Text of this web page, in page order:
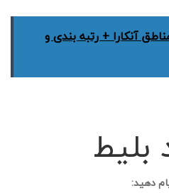
آنکارا + رتبه بندی و
بلیط
دهید: